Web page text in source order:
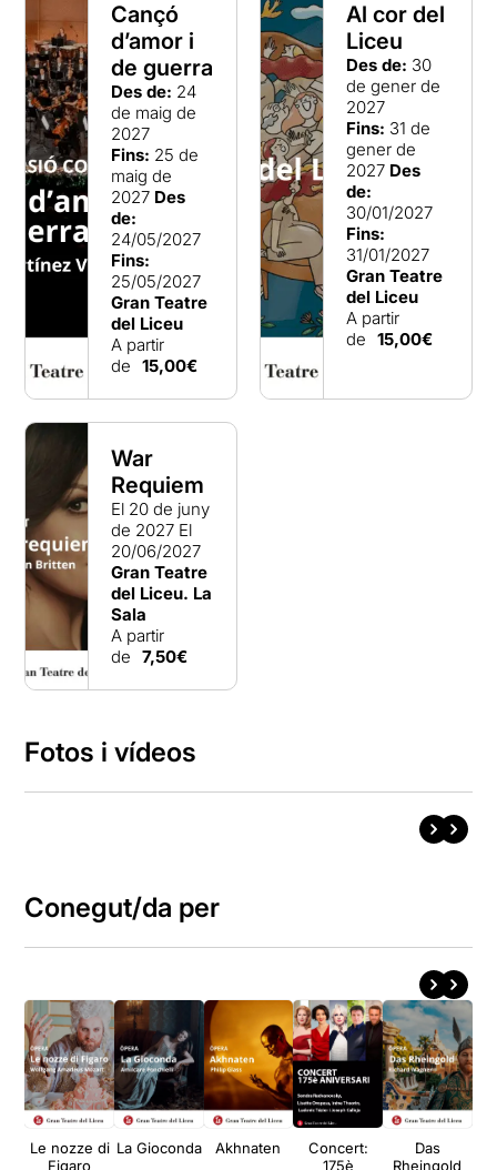
Cançó
d’amor i
de guerra
Des de: 24
de maig de
2027
Fins: 25 de
maig de
2027 Des
de:
24/05/2027
Fins:
25/05/2027
Gran Teatre
del Liceu
A partir
de 15,00€
Al cor del
Liceu
Des de: 30
de gener de
2027
Fins: 31 de
gener de
2027 Des
de:
30/01/2027
Fins:
31/01/2027
Gran Teatre
del Liceu
A partir
de 15,00€
War
Requiem
El 20 de juny
de 2027 El
20/06/2027
Gran Teatre
del Liceu. La
Sala
A partir
de 7,50€
Fotos i vídeos
Conegut/da per
Le nozze di
Figaro
La Gioconda Akhnaten
Concert:
175è
Das
Rheingold